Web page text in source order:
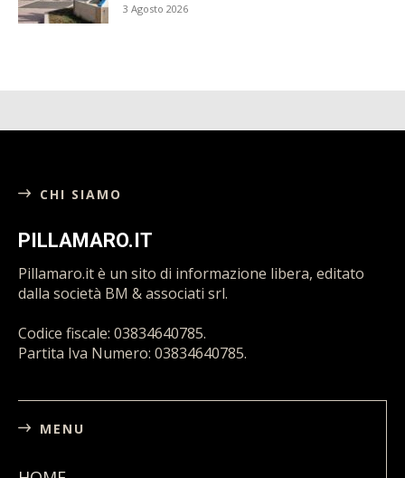
3 Agosto 2026
CHI SIAMO
PILLAMARO.IT
Pillamaro.it è un sito di informazione libera, editato
dalla società BM & associati srl.
Codice fiscale: 03834640785.
Partita Iva Numero: 03834640785.
MENU